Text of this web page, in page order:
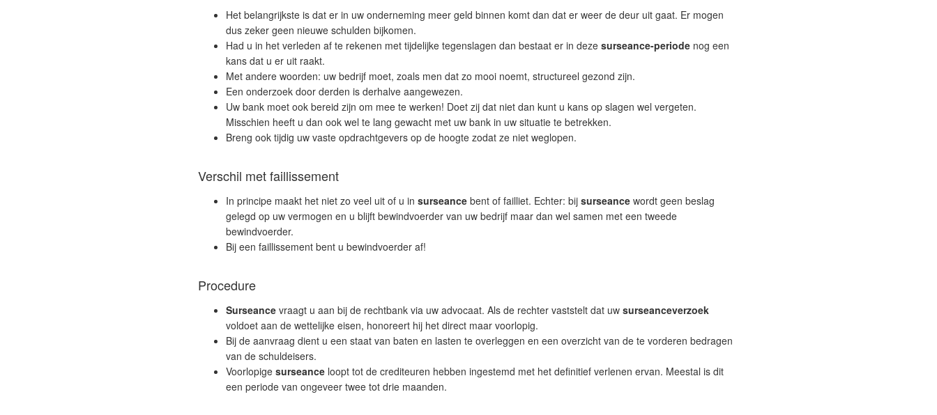
Het belangrijkste is dat er in uw onderneming meer geld binnen komt dan dat er weer de deur uit gaat. Er mogen
dus zeker geen nieuwe schulden bijkomen.
Had u in het verleden af te rekenen met tijdelijke tegenslagen dan bestaat er in deze surseance-periodenog een
kans dat u er uit raakt.
Met andere woorden: uw bedrijf moet, zoals men dat zo mooi noemt, structureel gezond zijn.
Een onderzoek door derden is derhalve aangewezen.
Uw bank moet ook bereid zijn om mee te werken! Doet zij dat niet dan kunt u kans op slagen wel vergeten.
Misschien heeft u dan ook wel te lang gewacht met uw bank in uw situatie te betrekken.
Breng ook tijdig uw vaste opdrachtgevers op de hoogte zodat ze niet weglopen.
Verschil met faillissement
In principe maakt het niet zo veel uit of u in surseancebent of failliet. Echter: bij surseancewordt geen beslag
gelegd op uw vermogen en u blijft bewindvoerder van uw bedrijf maar dan wel samen met een tweede
bewindvoerder.
Bij een faillissement bent u bewindvoerder af!
Procedure
Surseancevraagt u aan bij de rechtbank via uw advocaat. Als de rechter vaststelt dat uw surseanceverzoek
voldoet aan de wettelijke eisen, honoreert hij het direct maar voorlopig.
Bij de aanvraag dient u een staat van baten en lasten te overleggen en een overzicht van de te vorderen bedragen
van de schuldeisers.
Voorlopige surseanceloopt tot de crediteuren hebben ingestemd met het definitief verlenen ervan. Meestal is dit
een periode van ongeveer twee tot drie maanden.